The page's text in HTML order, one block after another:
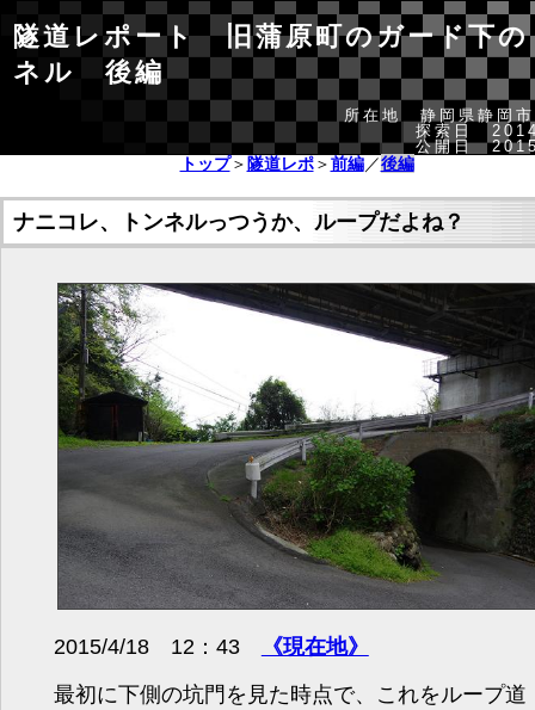
隧道レポート 旧蒲原町のガード下の
ネル 後編
所在地 静岡県静岡
探索日
公開日
トップ＞ 隧道レポ＞前編／後編
ナニコレ、トンネルっつうか、ループだよね？
2015/4/18 12：43
《現在地》
最初に下側の坑門を見た時点で、これをループ道